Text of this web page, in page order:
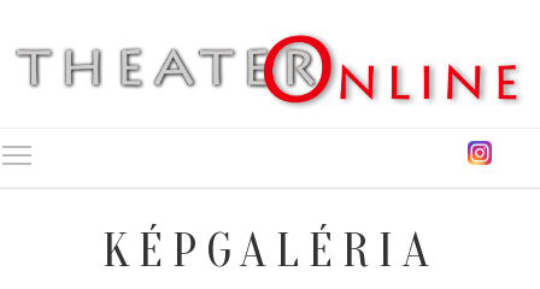
KÉPGALÉRIA